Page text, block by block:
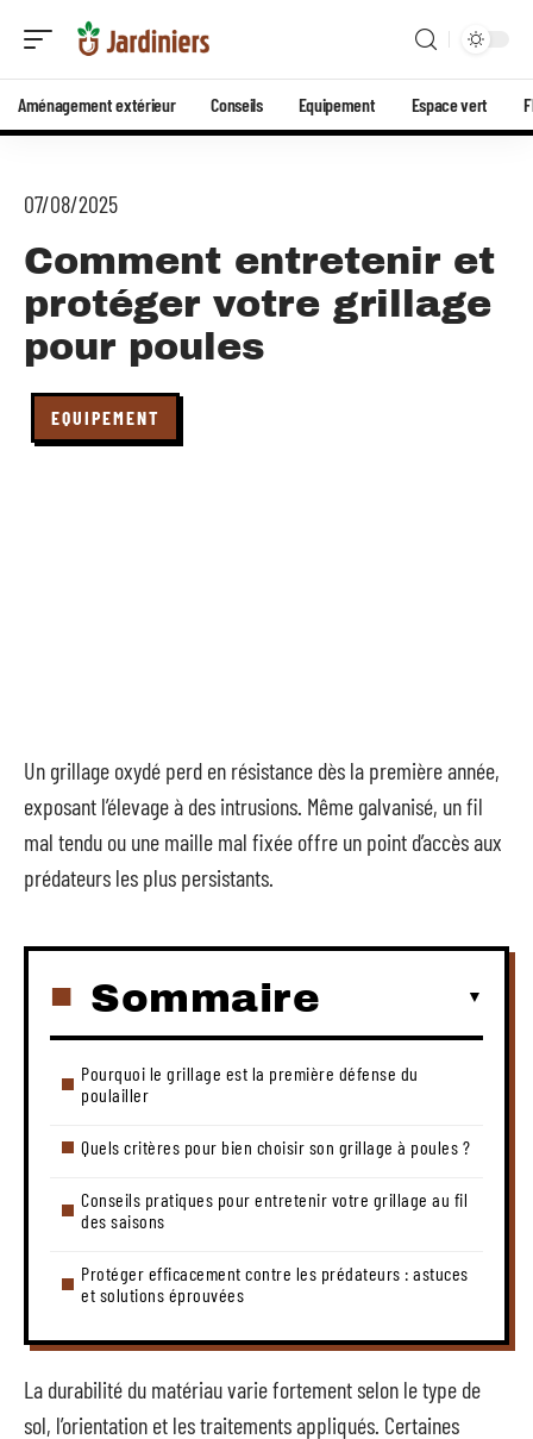
Aménagement extérieur Conseils Equipement Espace vert
07/08/2025
Comment entretenir et
protéger votre grillage
pour poules
EQUIPEMENT
Un grillage oxydé perd en résistance dès la première année,
exposant l’élevage à des intrusions. Même galvanisé, un fil
mal tendu ou une maille mal fixée offre un point d’accès aux
prédateurs les plus persistants.
Sommaire
Pourquoi le grillage est la première défense du
poulailler
Quels critères pour bien choisir son grillage à poules ?
Conseils pratiques pour entretenir votre grillage au fil
des saisons
Protéger efficacement contre les prédateurs : astuces
et solutions éprouvées
La durabilité du matériau varie fortement selon le type de
sol, l’orientation et les traitements appliqués. Certaines